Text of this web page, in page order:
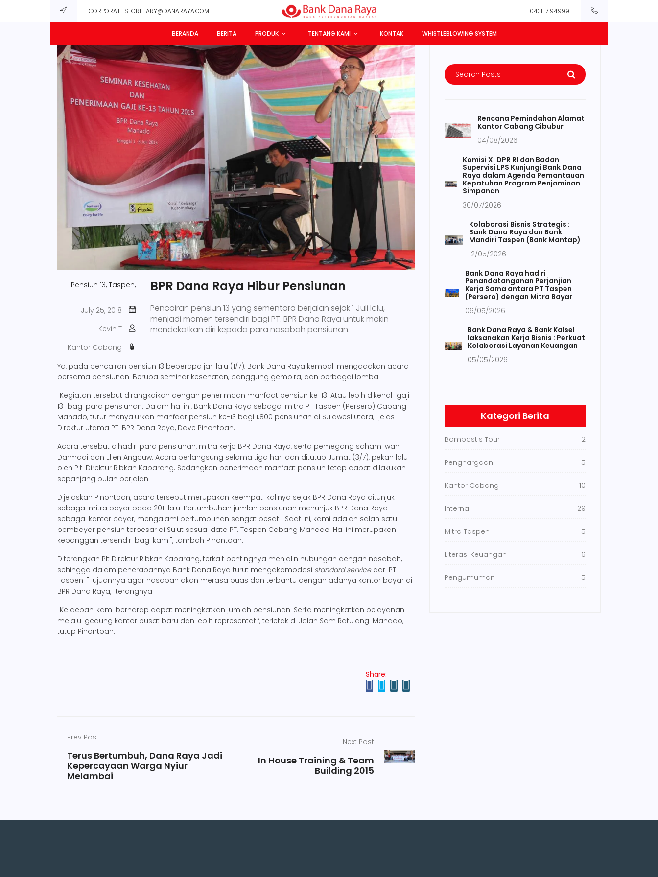
CORPORATE.SECRETARY@DANARAYA.COM 0431-7194999
BERANDA BERITA PRODUK TENTANG KAMI KONTAK WHISTLEBLOWING SYSTEM
Pensiun 13, Taspen,
July 25, 2018
Kevin T
Kantor Cabang
BPR Dana Raya Hibur Pensiunan
Pencairan pensiun 13 yang sementara berjalan sejak 1 Juli lalu,
menjadi momen tersendiri bagi PT. BPR Dana Raya untuk makin
mendekatkan diri kepada para nasabah pensiunan.
Ya, pada pencairan pensiun 13 beberapa jari lalu (1/7), Bank Dana Raya kembali mengadakan acara
bersama pensiunan. Berupa seminar kesehatan, panggung gembira, dan berbagai lomba.
"Kegiatan tersebut dirangkaikan dengan penerimaan manfaat pensiun ke-13. Atau lebih dikenal "gaji
13" bagi para pensiunan. Dalam hal ini, Bank Dana Raya sebagai mitra PT Taspen (Persero) Cabang
Manado, turut menyalurkan manfaat pensiun ke-13 bagi 1.800 pensiunan di Sulawesi Utara," jelas
Direktur Utama PT. BPR Dana Raya, Dave Pinontoan.
Acara tersebut dihadiri para pensiunan, mitra kerja BPR Dana Raya, serta pemegang saham Iwan
Darmadi dan Ellen Angouw. Acara berlangsung selama tiga hari dan ditutup Jumat (3/7), pekan lalu
oleh Plt. Direktur Ribkah Kaparang. Sedangkan penerimaan manfaat pensiun tetap dapat dilakukan
sepanjang bulan berjalan.
Dijelaskan Pinontoan, acara tersebut merupakan keempat-kalinya sejak BPR Dana Raya ditunjuk
sebagai mitra bayar pada 2011 lalu. Pertumbuhan jumlah pensiunan menunjuk BPR Dana Raya
sebagai kantor bayar, mengalami pertumbuhan sangat pesat. "Saat ini, kami adalah salah satu
pembayar pensiun terbesar di Sulut sesuai data PT. Taspen Cabang Manado. Hal ini merupakan
kebanggan tersendiri bagi kami", tambah Pinontoan.
Diterangkan Plt Direktur Ribkah Kaparang, terkait pentingnya menjalin hubungan dengan nasabah,
sehingga dalam penerapannya Bank Dana Raya turut mengakomodasi standard servicedari PT.
Taspen. "Tujuannya agar nasabah akan merasa puas dan terbantu dengan adanya kantor bayar di
BPR Dana Raya," terangnya.
"Ke depan, kami berharap dapat meningkatkan jumlah pensiunan. Serta meningkatkan pelayanan
melalui gedung kantor pusat baru dan lebih representatif, terletak di Jalan Sam Ratulangi Manado,"
tutup Pinontoan.
Share:
Prev Post
Terus Bertumbuh, Dana Raya Jadi
Kepercayaan Warga Nyiur
Melambai
Next Post
In House Training & Team
Building 2015
Rencana Pemindahan Alamat
Kantor Cabang Cibubur
04/08/2026
Komisi XI DPR RI dan Badan
Supervisi LPS Kunjungi Bank Dana
Raya dalam Agenda Pemantauan
Kepatuhan Program Penjaminan
Simpanan
30/07/2026
Kolaborasi Bisnis Strategis :
Bank Dana Raya dan Bank
Mandiri Taspen (Bank Mantap)
12/05/2026
Bank Dana Raya hadiri
Penandatanganan Perjanjian
Kerja Sama antara PT Taspen
(Persero) dengan Mitra Bayar
06/05/2026
Bank Dana Raya & Bank Kalsel
laksanakan Kerja Bisnis : Perkuat
Kolaborasi Layanan Keuangan
05/05/2026
Kategori Berita
Bombastis Tour 2
Penghargaan 5
Kantor Cabang 10
Internal 29
Mitra Taspen 5
Literasi Keuangan 6
Pengumuman 5